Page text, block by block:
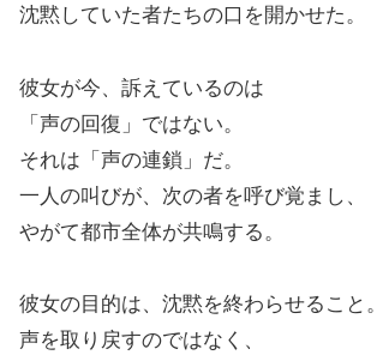
沈黙していた者たちの口を開かせた。
彼女が今、訴えているのは
「声の回復」ではない。
それは「声の連鎖」だ。
一人の叫びが、次の者を呼び覚まし、
やがて都市全体が共鳴する。
彼女の目的は、沈黙を終わらせること。
声を取り戻すのではなく、